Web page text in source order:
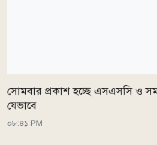
সোমবার প্রকাশ হচ্ছে এসএসসি ও
যেভাবে
০৮:৪১ PM